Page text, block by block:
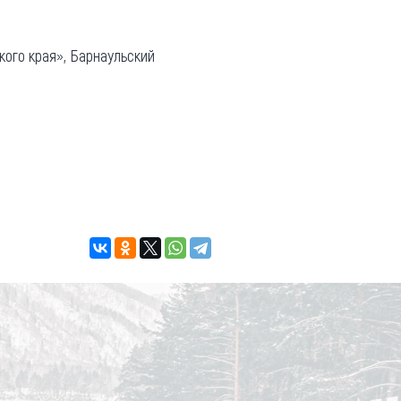
края», Барнаульский